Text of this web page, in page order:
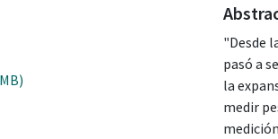
"Desde
pasó a
la
medir